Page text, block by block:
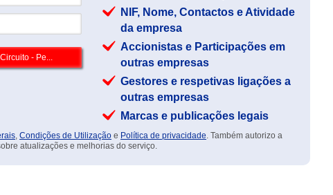
NIF, Nome, Contactos e Atividade
da empresa
Accionistas e Participações em
outras empresas
Gestores e respetivas ligações a
outras empresas
Marcas e publicações legais
, Condições de Utilização e Política de privacidade. Também autorizo a
atualizações e melhorias do serviço.